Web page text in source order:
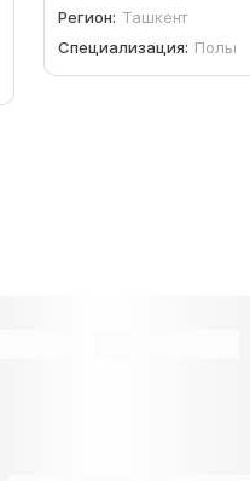
Регион: Ташкент
Специализация: Полы